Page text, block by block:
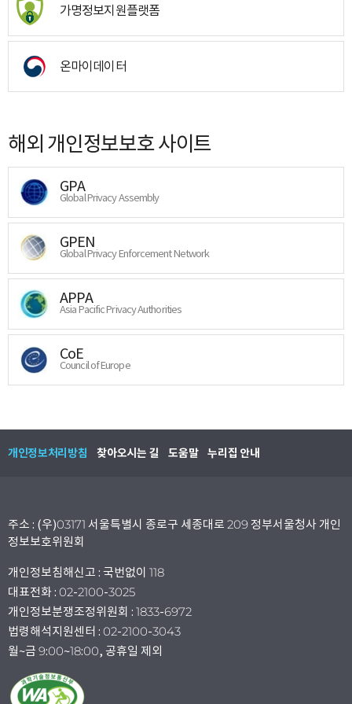
가명정보지원플랫폼
온마이데이터
해외 개인정보보호 사이트
GPA
Global Privacy Assembly
GPEN
Global Privacy Enforcement Network
APPA
Asia Pacific Privacy Authorities
CoE
Council of Europe
개인정보처리방침 찾아오시는 길 도움말 누리집 안내
주소 : (우)03171 서울특별시 종로구 세종대로 209 정부서울청사 개인
정보보호위원회
개인정보침해신고 : 국번없이 118
대표전화 : 02-2100-3025
개인정보분쟁조정위원회 : 1833-6972
법령해석지원센터 : 02-2100-3043
월~금 9:00~18:00, 공휴일 제외